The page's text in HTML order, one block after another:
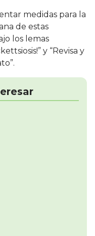
medidas para la
de estas
los lemas
y “Revisa y